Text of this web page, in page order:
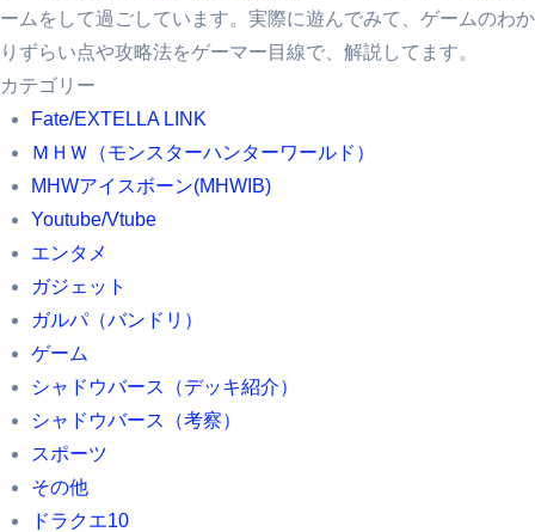
ームをして過ごしています。実際に遊んでみて、ゲームのわか
りずらい点や攻略法をゲーマー目線で、解説してます。
カテゴリー
Fate/EXTELLA LINK
ＭＨＷ（モンスターハンターワールド）
MHWアイスボーン(MHWIB)
Youtube/Vtube
エンタメ
ガジェット
ガルパ（バンドリ）
ゲーム
シャドウバース（デッキ紹介）
シャドウバース（考察）
スポーツ
その他
ドラクエ10